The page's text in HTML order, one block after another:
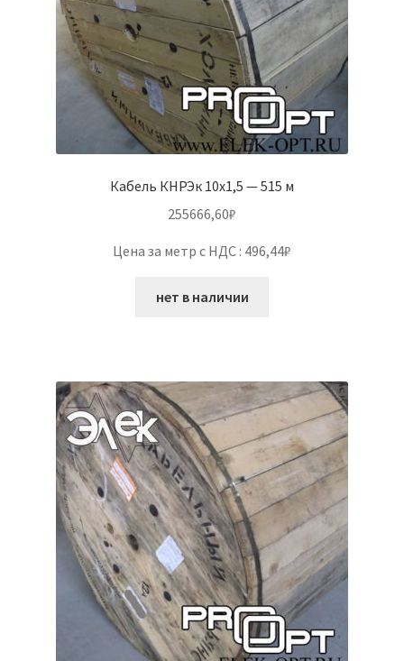
Кабель КНРЭк 10х1,5 — 515 м
255666,60₽
Цена за метр с НДС : 496,44₽
нет в наличии